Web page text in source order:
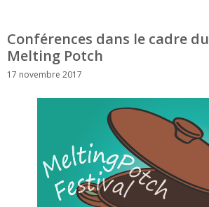
Conférences dans le cadre
Melting Potch
17 novembre 2017